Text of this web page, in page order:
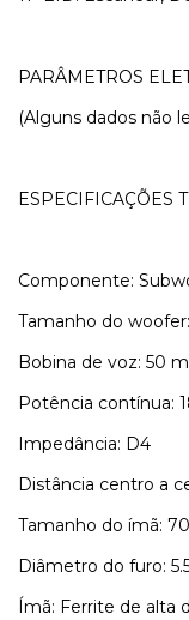
PARÂMETROS
(Alguns dados não
ESPECIFICAÇÕES
Componente:
Tamanho do
Bobina de voz: 50
Potência contínua:
Impedância: D4
Distância centro a
Tamanho do ímã:
Diâmetro do furo:
Ímã: Ferrite de alta